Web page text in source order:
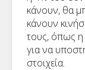
κάνουν, θα
κάνουν
τους, όπως η
για να
στοιχεία.